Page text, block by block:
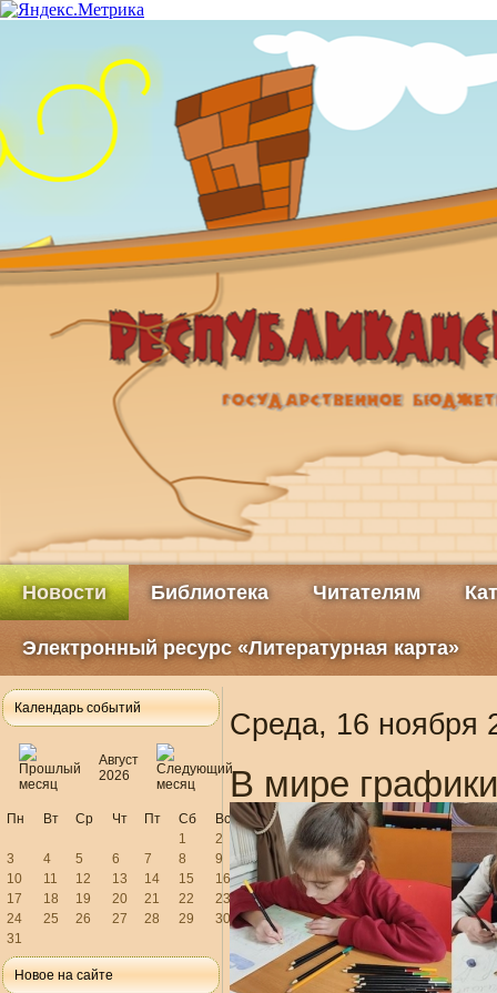
Новости Библиотека Читателям
Электронный ресурс «Литературная карта»
Календарь событий
Август
2026
Пн Вт Ср Чт Пт Сб
Вс
1
2
3
4 5 6 7 8
9
10
11 12 13 14 15
16
17
18 19 20 21 22
23
24
25 26 27 28 29
30
31
Новое на сайте
Среда, 16 ноября
В мире